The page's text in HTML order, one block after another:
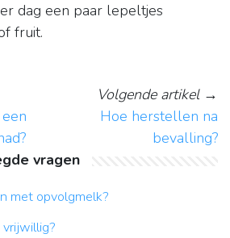
dag een paar lepeltjes
fruit.
Volgende artikel→
Hoe herstellen na
bevalling?
vragen
met opvolgmelk?
vrijwillig?